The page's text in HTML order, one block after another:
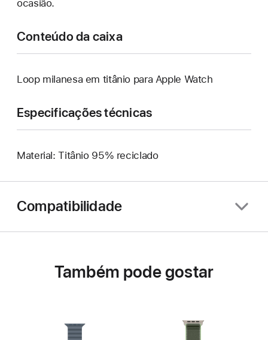
ocasião.
Conteúdo da caixa
Loop milanesa em titânio para Apple Watch
Especificações técnicas
Material: Titânio 95% reciclado
Compatibilidade
Também pode gostar